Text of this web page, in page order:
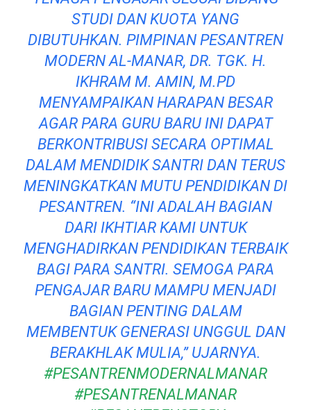
STUDI DAN KUOTA YANG
DIBUTUHKAN. PIMPINAN PESANTREN
MODERN AL-MANAR, DR. TGK. H.
IKHRAM M. AMIN, M.PD
MENYAMPAIKAN HARAPAN BESAR
AGAR PARA GURU BARU INI DAPAT
BERKONTRIBUSI SECARA OPTIMAL
DALAM MENDIDIK SANTRI DAN TERUS
MENINGKATKAN MUTU PENDIDIKAN DI
PESANTREN. “INI ADALAH BAGIAN
DARI IKHTIAR KAMI UNTUK
MENGHADIRKAN PENDIDIKAN TERBAIK
BAGI PARA SANTRI. SEMOGA PARA
PENGAJAR BARU MAMPU MENJADI
BAGIAN PENTING DALAM
MEMBENTUK GENERASI UNGGUL DAN
BERAKHLAK MULIA,” UJARNYA.
#PESANTRENMODERNALMANAR
#PESANTRENALMANAR